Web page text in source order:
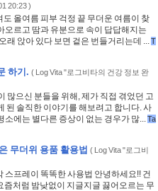
20:23 )
올여름 피부 걱정 끝 무더운 여름이 찾
오르고 땀과 유분으로 속이 답답해지는
래 앉아 있다 보면 겉은 번들거리는데 ...T
하기. ( Log Vita "로그비타의 건강 정보 완
많으신 분들을 위해, 제가 직접 겪었던 고
된 솔직한 이야기를 해보려고 합니다. 사
소에는 별다른 증상이 없는 경우가 많...Ta
무더위 용품 활용법 ( Log Vita "로그비
스프레이 똑똑한 사용법 안녕하세요!! 건
처럼 밤낮없이 지글지글 끓어오르는 무